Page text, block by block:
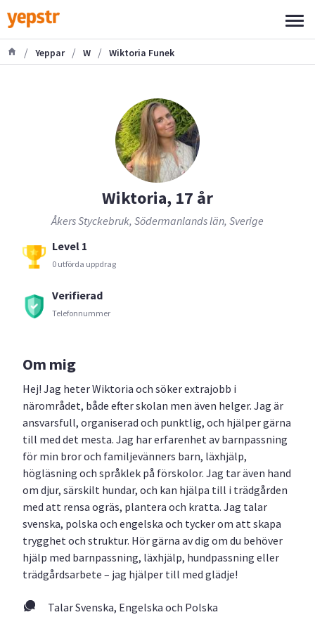
/ Yeppar / W / Wiktoria Funek
Wiktoria, 17 år
Åkers Styckebruk, Södermanlands län, Sverige
Level 1
0 utförda uppdrag
Verifierad
Telefonnummer
Om mig
Hej! Jag heter Wiktoria och söker extrajobb i
närområdet, både efter skolan men även helger. Jag är
ansvarsfull, organiserad och punktlig, och hjälper gärna
till med det mesta. Jag har erfarenhet av barnpassning
för min bror och familjevänners barn, läxhjälp,
högläsning och språklek på förskolor. Jag tar även hand
om djur, särskilt hundar, och kan hjälpa till i trädgården
med att rensa ogräs, plantera och kratta. Jag talar
svenska, polska och engelska och tycker om att skapa
trygghet och struktur. Hör gärna av dig om du behöver
hjälp med barnpassning, läxhjälp, hundpassning eller
trädgårdsarbete – jag hjälper till med glädje!
Talar Svenska, Engelska och Polska